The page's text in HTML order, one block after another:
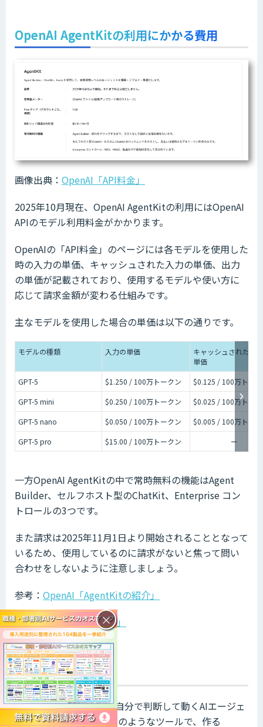
OpenAI AgentKitの利用にかかる費用
画像出典： OpenAI「API料金」
2025年10月現在、OpenAI AgentKitの利用にはOpenAI
APIのモデル利用料金がかかります。
OpenAIの「API料金」のページには各モデルを使用した
時の入力の単価、キャッシュされた入力の単価、出力
の単価が記載されており、使用するモデルや使い方に
応じて請求金額が変わる仕組みです。
主なモデルを使用した場合の単価は以下の通りです。
モデルの種類 入力の単価
キャッシュされた入
単価
GPT-5
$1.250 / 100万トークン
$0.125 / 100万トー
GPT-5 mini
$0.250 / 100万トークン
$0.025 / 100万トー
GPT-5 nano
$0.050 / 100万トークン
$0.005 / 100万トー
GPT-5 pro
$15.00 / 100万トークン ー
一方OpenAI AgentKitの中で常時無料の機能はAgent
Builder、セルフホスト型のChatKit、Enterprise コン
トロールの3つです。
また請求は2025年11月1日より開始されることとなって
いるため、使用しているのに請求がないと焦って問い
合わせをしないように注意しましょう。
参考： OpenAI「AgentKitの紹介」
参考：OpenAI「API料金」
まとめ
OpenAI AgentKitとは、自分で判断して動くAIエージェ
ントを作るための道具箱のようなツールで、作る
×